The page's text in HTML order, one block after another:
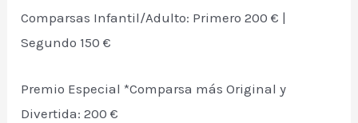
Comparsas Infantil/Adulto: Primero 200 € |
Segundo 150 €
Premio Especial *Comparsa más Original y
Divertida: 200 €